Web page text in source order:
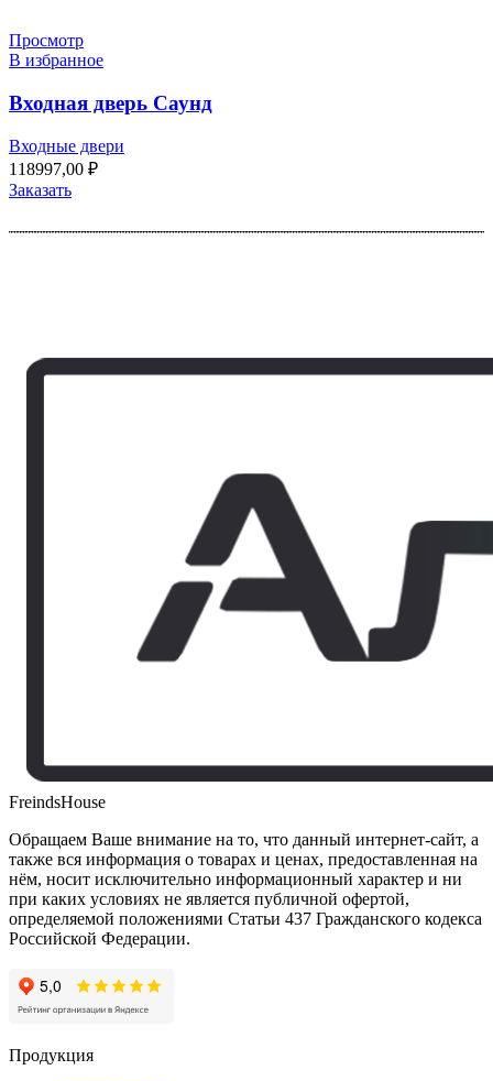
Просмотр
В избранное
Входная дверь Саунд
Входные двери
118997,00 ₽
Заказать
FreindsHouse
Обращаем Ваше внимание на то, что данный интернет-сайт, а
также вся информация о товарах и ценах, предоставленная на
нём, носит исключительно информационный характер и ни
при каких условиях не является публичной офертой,
определяемой положениями Статьи 437 Гражданского кодекса
Российской Федерации.
Продукция